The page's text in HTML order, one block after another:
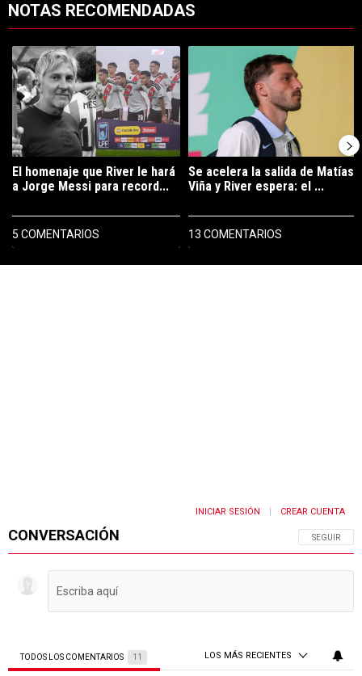
NOTAS RECOMENDADAS
PUBLICIDAD
Un artículo de tendencia con el título "El homenaje que River le
El homenaje que River le hará
a Jorge Messi para record...
5 COMENTARIOS
Un artículo de tendencia con el
Se acelera la salida de Matías
Viña y River espera: el ...
13 COMENTARIOS
CONVERSACIÓN SIGA ESTA
SEGUIR
INICIAR SESIÓN CREAR CUENTA
TODOS LOS COMENTARIOS 11 LOS MÁS RECIENTES